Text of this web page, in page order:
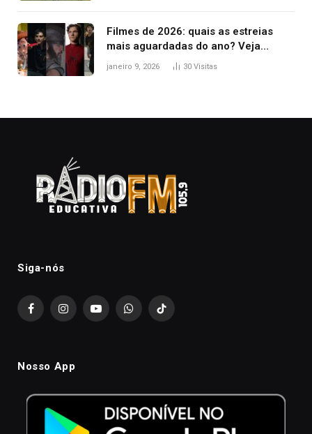
Filmes de 2026: quais as estreias
mais aguardadas do ano? Veja
principais lançamentos do cinema
janeiro 9, 2026 30 Visitas
Siga-nós
FacebookInstagramYouTubeWhatsAppTikTok
Nosso App